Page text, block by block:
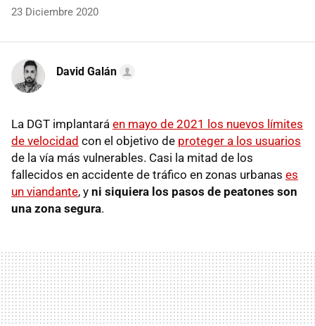
23 Diciembre 2020
David Galán
La DGT implantará en mayo de 2021 los nuevos límites
de velocidad con el objetivo de proteger a los usuarios
de la vía más vulnerables. Casi la mitad de los
fallecidos en accidente de tráfico en zonas urbanas es
un viandante, y ni siquiera los pasos de peatones son
una zona segura.